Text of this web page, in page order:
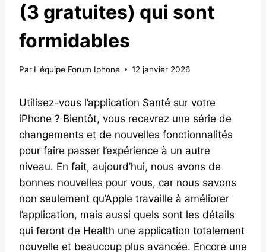
(3 gratuites) qui sont
formidables
Par L'équipe Forum Iphone 12 janvier 2026
Utilisez-vous l’application Santé sur votre
iPhone ? Bientôt, vous recevrez une série de
changements et de nouvelles fonctionnalités
pour faire passer l’expérience à un autre
niveau. En fait, aujourd’hui, nous avons de
bonnes nouvelles pour vous, car nous savons
non seulement qu’Apple travaille à améliorer
l’application, mais aussi quels sont les détails
qui feront de Health une application totalement
nouvelle et beaucoup plus avancée. Encore une